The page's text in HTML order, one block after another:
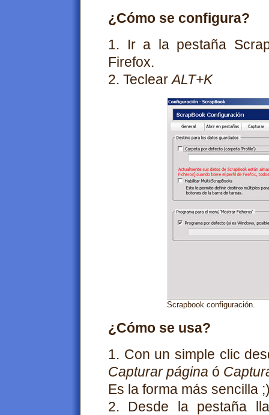
¿Cómo se configura?
1. Ir a la pestaña
Firefox.
2. TeclearALT+K
Scrapbook configuración.
¿Cómo se usa?
1. Con un simple clic
Capturar página ó
Es la forma más sencilla
2. Desde la pestaña